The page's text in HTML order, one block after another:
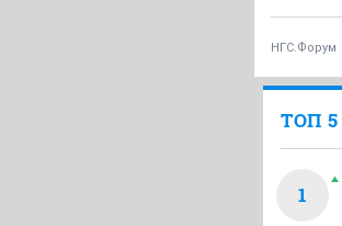
НГС.Форум
ТОП 5
1